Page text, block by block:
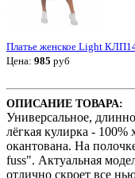
Платье женское Light
Цена: 985 руб
ОПИСАНИЕ ТОВАРА:
Универсальное,
лёгкая кулирка -
окантована. На
fuss". Актуальная
отлично скроет все